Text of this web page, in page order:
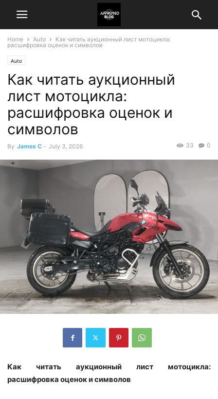
Home Auto
Как читать аукционный лист мотоцикла:
расшифровка оценок и символов
Auto
Как читать аукционный
лист мотоцикла:
расшифровка оценок и
символов
By James C - July 3, 2026 0
33
Как читать аукционный лист мотоцикла:
расшифровка оценок и символов